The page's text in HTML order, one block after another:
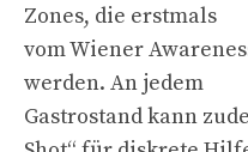
Zones, die erstmals
vom Wiener
werden. An jedem
Gastrostand kann